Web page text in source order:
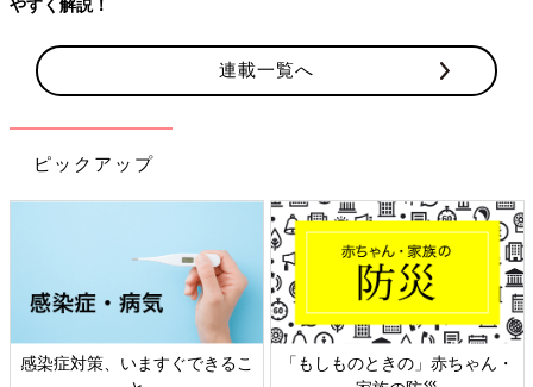
連載一覧へ
ピックアップ
ゃん・
日本外来小児科学会リーフレッ
六星占術 細木かおりさ